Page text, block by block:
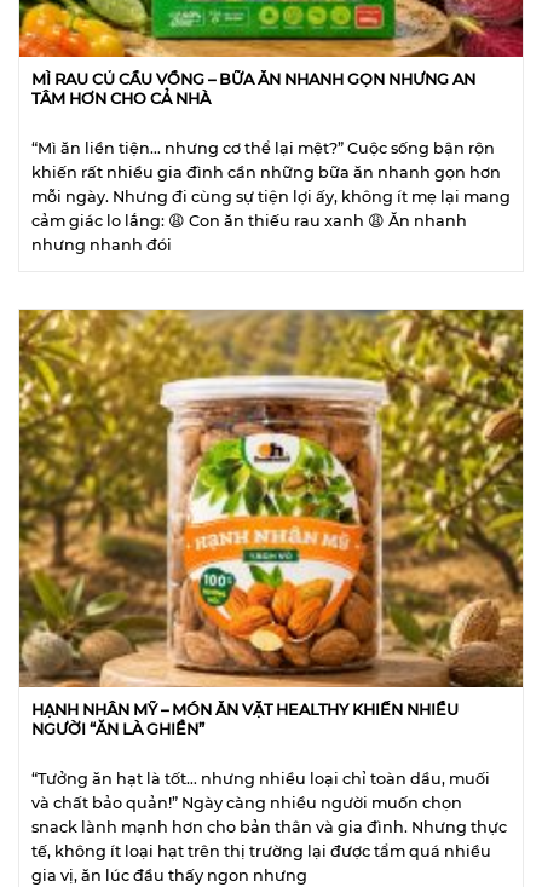
MÌ RAU CỦ CẦU VỒNG – BỮA ĂN NHANH GỌN NHƯNG AN
TÂM HƠN CHO CẢ NHÀ
“Mì ăn liền tiện… nhưng cơ thể lại mệt?” Cuộc sống bận rộn
khiến rất nhiều gia đình cần những bữa ăn nhanh gọn hơn
mỗi ngày. Nhưng đi cùng sự tiện lợi ấy, không ít mẹ lại mang
cảm giác lo lắng: 😩 Con ăn thiếu rau xanh 😩 Ăn nhanh
nhưng nhanh đói
HẠNH NHÂN MỸ – MÓN ĂN VẶT HEALTHY KHIẾN NHIỀU
NGƯỜI “ĂN LÀ GHIỀN”
“Tưởng ăn hạt là tốt… nhưng nhiều loại chỉ toàn dầu, muối
và chất bảo quản!” Ngày càng nhiều người muốn chọn
snack lành mạnh hơn cho bản thân và gia đình. Nhưng thực
tế, không ít loại hạt trên thị trường lại được tẩm quá nhiều
gia vị, ăn lúc đầu thấy ngon nhưng